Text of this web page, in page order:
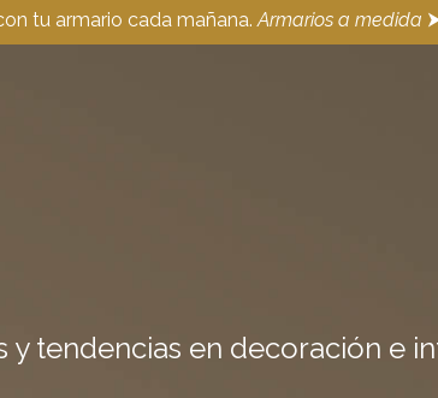
tu armario cada mañana. Armarios a medida
tendencias en decoración e